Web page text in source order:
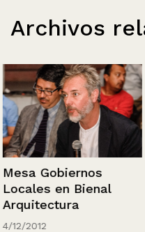
Archivos
Mesa Gobiernos
Locales en Bienal
Arquitectura
4/12/2012